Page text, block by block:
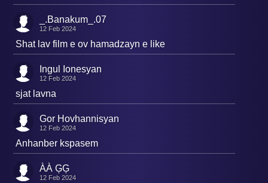
_.Banakum_.07
12 Feb 2024
Shat lav film e ov hamadzayn e like
Ingul Ionesyan
12 Feb 2024
sjat lavna
Gor Hovhannisyan
12 Feb 2024
Anhanber kspasem
ÀÀ ĢĢ
12 Feb 2024